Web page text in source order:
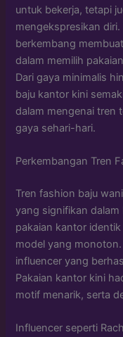
untuk bekerja, tetapi
mengekspresikan
berkembang
dalam memilih
Dari gaya minimalis
baju kantor kini
dalam mengenai tren
gaya sehari-hari.
Perkembangan Tren
Tren fashion baju
yang signifikan dalam
pakaian kantor
model yang
influencer yang
Pakaian kantor kini
motif menarik, serta
Influencer seperti